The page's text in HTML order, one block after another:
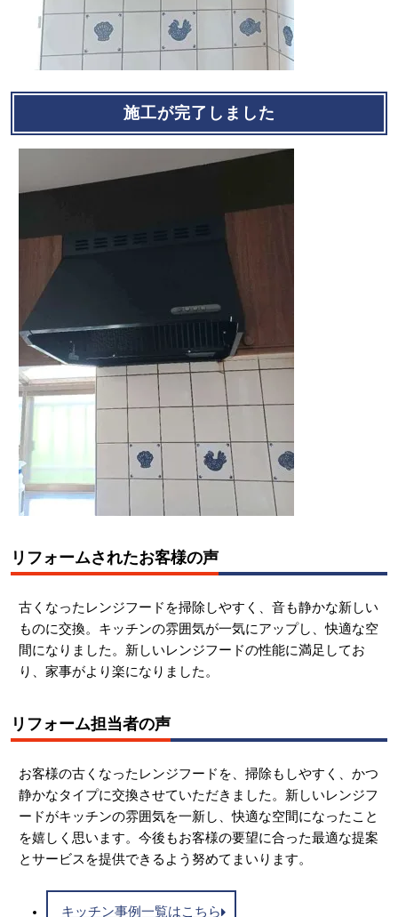
施工が完了しました
リフォームされたお客様の声
古くなったレンジフードを掃除しやすく、音も静かな新しい
ものに交換。キッチンの雰囲気が一気にアップし、快適な空
間になりました。新しいレンジフードの性能に満足してお
り、家事がより楽になりました。
リフォーム担当者の声
お客様の古くなったレンジフードを、掃除もしやすく、かつ
静かなタイプに交換させていただきました。新しいレンジフ
ードがキッチンの雰囲気を一新し、快適な空間になったこと
を嬉しく思います。今後もお客様の要望に合った最適な提案
とサービスを提供できるよう努めてまいります。
キッチン事例一覧はこちら